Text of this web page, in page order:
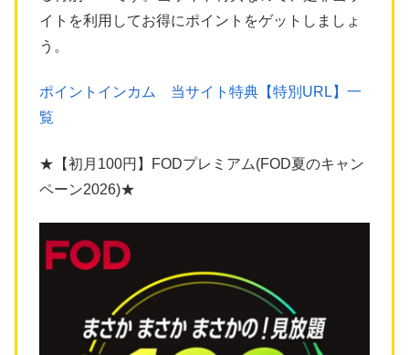
イトを利用してお得にポイントをゲットしましょ
う。
ポイントインカム 当サイト特典【特別URL】一
覧
★【初月100円】FODプレミアム(FOD夏のキャン
ペーン2026)★